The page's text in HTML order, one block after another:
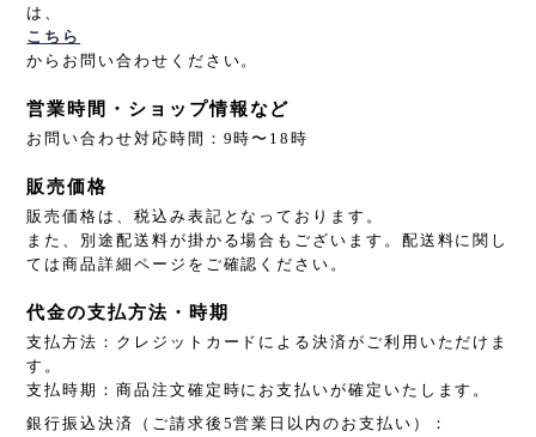
は、
こちら
からお問い合わせください。
営業時間・ショップ情報など
お問い合わせ対応時間：9時〜18時
販売価格
販売価格は、税込み表記となっております。
また、別途配送料が掛かる場合もございます。配送料に関し
ては商品詳細ページをご確認ください。
代金の支払方法・時期
支払方法：クレジットカードによる決済がご利用いただけま
す。
支払時期：商品注文確定時にお支払いが確定いたします。
銀行振込決済（ご請求後5営業日以内のお支払い）：